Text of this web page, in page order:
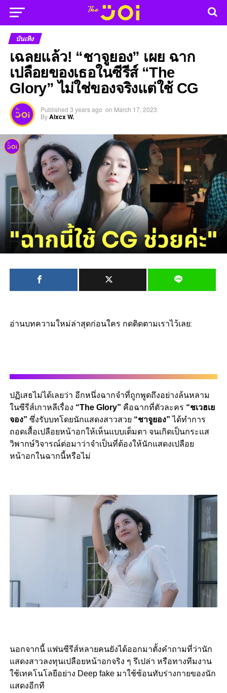
บันเทิง
เฉลยแล้ว! “ชาจูยอง” เผย ฉาก
เปลือยของเธอในซีรีส์ “The
Glory” ไม่ใช่ของจริงแต่ใช้ CG
Published 3 years ago on March 17, 2023
ByAlxcx W.
อ่านบทความใหม่ล่าสุดก่อนใคร กดติดตามเราไว้เลย:
ปฏิเสธไม่ได้เลยว่า อีกหนึ่งฉากจำที่ถูกพูดถึงอย่างล้นหลาม
ในซีรีส์เกาหลีเรื่อง “The Glory” คือฉากที่ตัวละคร “ชเวฮเย
จอง” ซึ่งรับบทโดยนักแสดงสาวสวย “ชาจูยอง” ได้ทำการ
ถอดเสื้อเปลือยหน้าอกให้เห็นแบบเต็มตา จนเกิดเป็นกระแส
วิพากษ์วิจารณ์ต่อมาว่าจำเป็นที่ต้องให้นักแสดงเปลือย
หน้าอกในฉากนี้หรือไม่
นอกจากนี้ แฟนซีรีส์หลายคนยังได้ออกมาตั้งคำถามที่ว่านัก
แสดงสาวลงทุนเปลือยหน้าอกจริง ๆ รึเปล่า หรือทางทีมงาน
ใช้เทคโนโลยีอย่าง Deep fake มาใช้ซ้อนทับร่างกายของนัก
แสดงอีกที